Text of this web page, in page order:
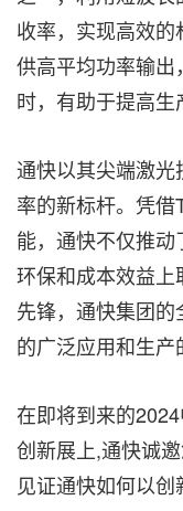
收率，实现高效
供高平均功率输
时，有助于提高生
通快以其尖端激
率的新标杆。凭
能，通快不仅推
环保和成本效益
先锋，通快集团
的广泛应用和生产
在即将到来的
创新展上,通快诚
见证通快如何以